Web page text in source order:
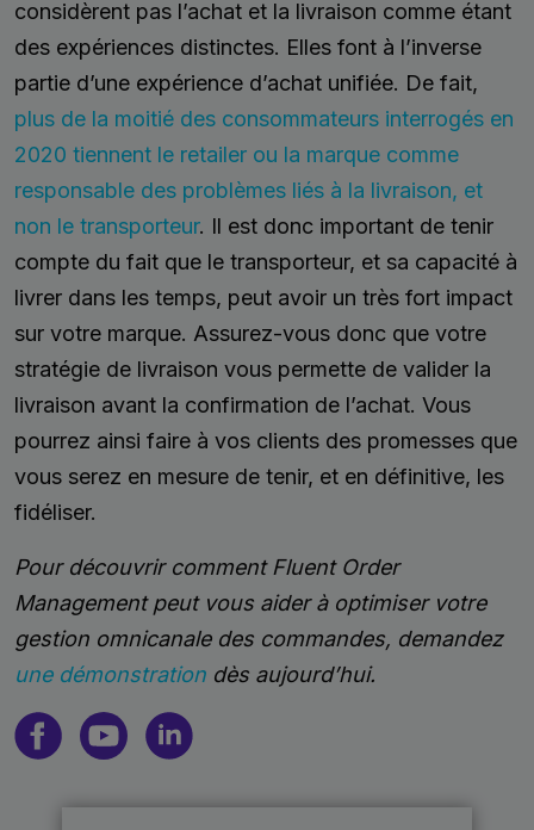
considèrent pas l’achat et la livraison comme étant
des expériences distinctes. Elles font à l’inverse
partie d’une expérience d’achat unifiée. De fait,
plus de la moitié des consommateurs interrogés en
2020 tiennent le retailer ou la marque comme
responsable des problèmes liés à la livraison, et
non le transporteur. Il est donc important de tenir
compte du fait que le transporteur, et sa capacité à
livrer dans les temps, peut avoir un très fort impact
sur votre marque. Assurez-vous donc que votre
stratégie de livraison vous permette de valider la
livraison avant la confirmation de l’achat. Vous
pourrez ainsi faire à vos clients des promesses que
vous serez en mesure de tenir, et en définitive, les
fidéliser.
Pour découvrir comment Fluent Order
Management peut vous aider à optimiser votre
gestion omnicanale des commandes, demandez
une démonstration dès aujourd’hui.